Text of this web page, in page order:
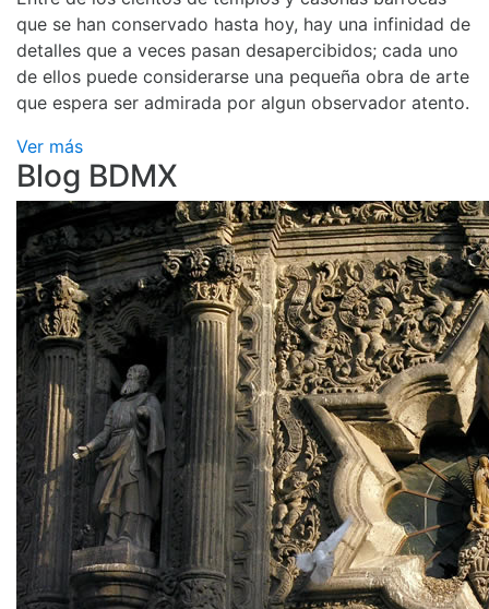
que se han conservado hasta hoy, hay una infinidad de
detalles que a veces pasan desapercibidos; cada uno
de ellos puede considerarse una pequeña obra de arte
que espera ser admirada por algun observador atento.
Ver más
Blog BDMX